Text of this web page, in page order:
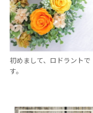
初めまして、ロドラントで
す。